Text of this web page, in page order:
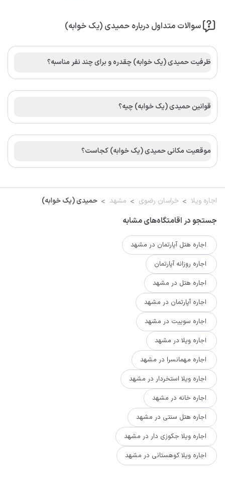
سوالات متداول درباره حمیدی (یک خوابه)
ظرفیت حمیدی (یک خوابه) چقدره و برای چند نفر مناسبه؟
قوانین حمیدی (یک خوابه) چیه؟
موقعیت مکانی حمیدی (یک خوابه) کجاست؟
اجاره ویلا خراسان رضوی مشهد حمیدی (یک خوابه)
جستجو در اقامتگاه‌های مشابه
اجاره هتل آپارتمان در مشهد
اجاره روزانه آپارتمان
اجاره هتل در مشهد
اجاره آپارتمان در مشهد
اجاره سوییت در مشهد
اجاره ویلا در مشهد
اجاره مهمانسرا در مشهد
اجاره ویلا استخردار در مشهد
اجاره خانه در مشهد
اجاره هتل سنتی در مشهد
اجاره ویلا جکوزی دار در مشهد
اجاره ویلا کوهستانی در مشهد